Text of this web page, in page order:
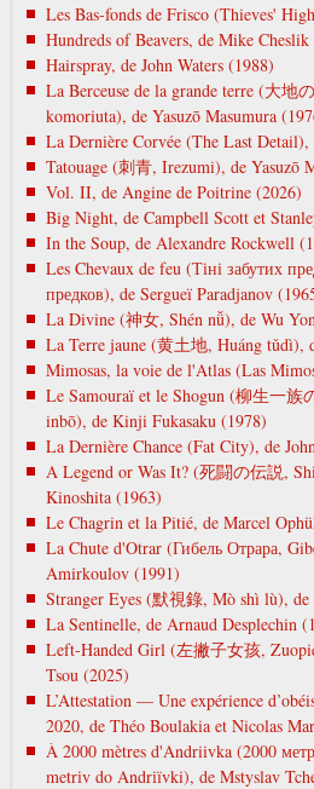
Les Bas-fonds de Frisco (Thieves'
Hundreds of Beavers, de Mike
Hairspray, de John Waters (1988)
La Berceuse de la grande terre (大地
komoriuta), de Yasuzō Masumura
La Dernière Corvée (The Last
Tatouage (刺青, Irezumi), de Yasuzō
Vol. II, de Angine de Poitrine (2026)
Big Night, de Campbell Scott et
In the Soup, de Alexandre Rockwell
Les Chevaux de feu (Тіні забутих
предков), de Sergueï Paradjanov
La Divine (神女, Shén nǚ), de Wu
La Terre jaune (黄土地, Huáng tǔdì),
Mimosas, la voie de l'Atlas (Las
Le Samouraï et le Shogun (柳生一族
inbō), de Kinji Fukasaku (1978)
La Dernière Chance (Fat City), de
A Legend or Was It? (死闘の伝説,
Kinoshita (1963)
Le Chagrin et la Pitié, de Marcel
La Chute d'Otrar (Гибель Отрара,
Amirkoulov (1991)
Stranger Eyes (默視錄, Mò shì lù), de
La Sentinelle, de Arnaud Desplechin
Left-Handed Girl (左撇子女孩,
Tsou (2025)
L’Attestation — Une expérience
2020, de Théo Boulakia et Nicolas
À 2000 mètres d'Andriivka (2000
metrіv do Andrіїvki), de Mstyslav